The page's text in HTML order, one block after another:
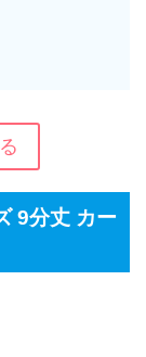
9分丈 カー